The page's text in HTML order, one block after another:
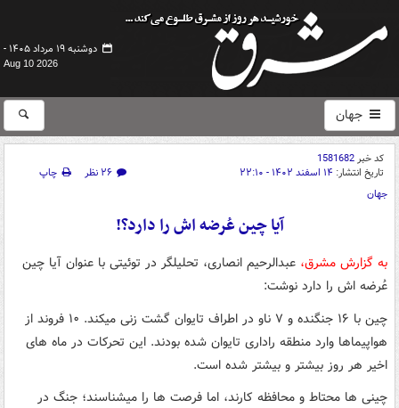
دوشنبه ۱۹ مرداد ۱۴۰۵ -
Aug 10 2026
جهان
کد خبر1581682
تاریخ انتشار: ۱۴ اسفند ۱۴۰۲ - ۲۲:۱۰ ۲۶ نظر
چاپ
جهان
آیا چین عُرضه اش را دارد؟!
به گزارش مشرق، عبدالرحیم انصاری، تحلیلگر در توئیتی با عنوان آیا چین
عُرضه اش را دارد نوشت:
چین با ۱۶ جنگنده و ۷ ناو در اطراف تایوان گشت زنی میکند. ۱۰ فروند از
هواپیماها وارد منطقه راداری تایوان شده بودند. این تحرکات در ماه های
اخیر هر روز بیشتر و بیشتر شده است.
چینی ها محتاط و محافظه کارند، اما فرصت ها را میشناسند؛ جنگ در